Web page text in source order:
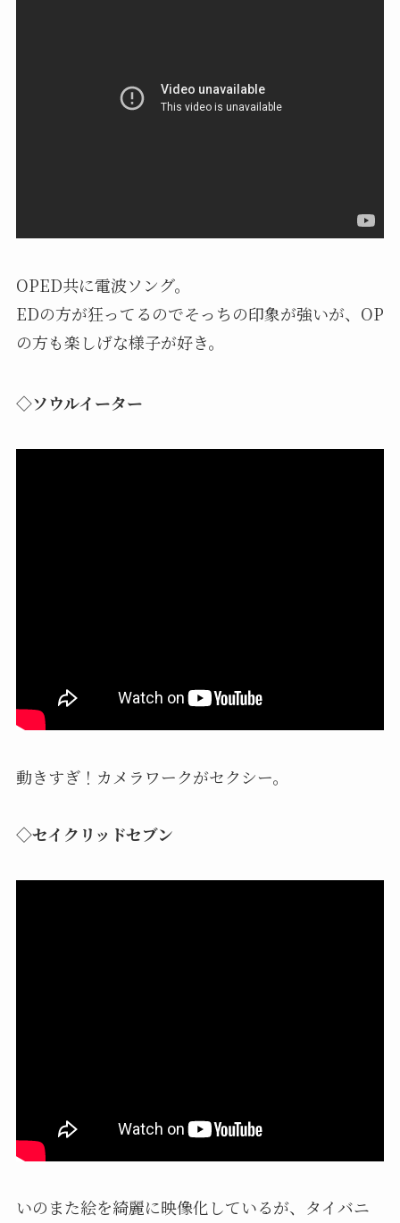
OPED共に電波ソング。
EDの方が狂ってるのでそっちの印象が強いが、OP
の方も楽しげな様子が好き。
◇ソウルイーター
動きすぎ！カメラワークがセクシー。
◇セイクリッドセブン
いのまた絵を綺麗に映像化しているが、タイバニ